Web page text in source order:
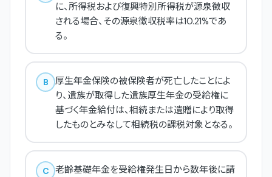
に、所得税および復興特別所得税が源泉徴収
される場合、その源泉徴収税率は10.21%であ
る。
B
厚生年金保険の被保険者が死亡したことによ
り、遺族が取得した遺族厚生年金の受給権に
基づく年金給付は、相続または遺贈により取得
したものとみなして相続税の課税対象となる。
C
老齢基礎年金を受給権発生日から数年後に請